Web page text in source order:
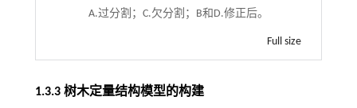
A.过分割；C.欠分割；B和D.修正后。
Full size
1.3.3 树木定量结构模型的构建